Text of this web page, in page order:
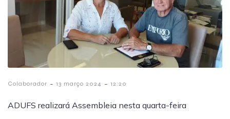
Colaborador - 13 março 2024 - 12:20
ADUFS realizará Assembleia nesta quarta-feira